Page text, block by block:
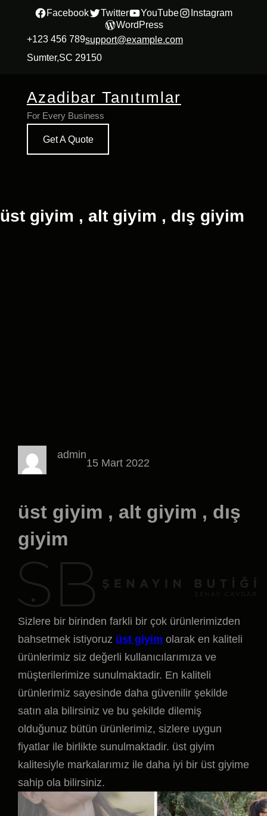
Facebook Twitter YouTube
Instagram
WordPress
+123 456 789support@example.com
Sumter,SC 29150
Azadibar Tanıtımlar
For Every Business
Get A Quote
üst giyim , alt giyim , dış giyim
admin
15 Mart 2022
üst giyim , alt giyim , dış
giyim
Sizlere bir birinden farkli bir çok ürünlerimizden
bahsetmek istiyoruz üst giyim olarak en kaliteli
ürünlerimiz siz değerli kullanıcılarımıza ve
müşterilerimize sunulmaktadir. En kaliteli
ürünlerimiz sayesinde daha güvenilir şekilde
satın ala bilirsiniz ve bu şekilde dilemiş
olduğunuz bütün ürünlerimiz, sizlere uygun
fiyatlar ile birlikte sunulmaktadir. üst giyim
kalitesiyle markalarımız ile daha iyi bir üst giyime
sahip ola bilirsiniz.